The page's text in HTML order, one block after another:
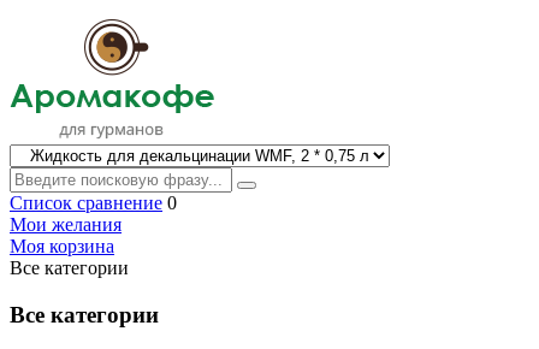
Список сравнение 0
Мои желания
Моя корзина
Все категории
Все категории